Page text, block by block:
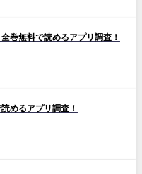
巻無料で読めるアプリ調査！
めるアプリ調査！